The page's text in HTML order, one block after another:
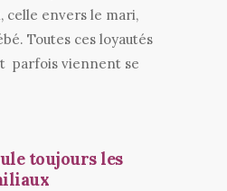
celle envers le mari,
Toutes ces loyautés
parfois viennent se
toujours les